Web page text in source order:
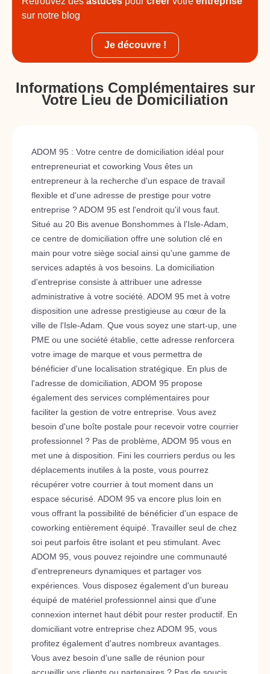
sur notre blog
Je découvre !
Informations Complémentaires sur
Votre Lieu de Domiciliation
ADOM 95 : Votre centre de domiciliation idéal pour
entrepreneuriat et coworking Vous êtes un
entrepreneur à la recherche d'un espace de travail
flexible et d'une adresse de prestige pour votre
entreprise ? ADOM 95 est l'endroit qu'il vous faut.
Situé au 20 Bis avenue Bonshommes à l'Isle-Adam,
ce centre de domiciliation offre une solution clé en
main pour votre siège social ainsi qu'une gamme de
services adaptés à vos besoins. La domiciliation
d'entreprise consiste à attribuer une adresse
administrative à votre société. ADOM 95 met à votre
disposition une adresse prestigieuse au cœur de la
ville de l'Isle-Adam. Que vous soyez une start-up, une
PME ou une société établie, cette adresse renforcera
votre image de marque et vous permettra de
bénéficier d'une localisation stratégique. En plus de
l'adresse de domiciliation, ADOM 95 propose
également des services complémentaires pour
faciliter la gestion de votre entreprise. Vous avez
besoin d'une boîte postale pour recevoir votre courrier
professionnel ? Pas de problème, ADOM 95 vous en
met une à disposition. Fini les courriers perdus ou les
déplacements inutiles à la poste, vous pourrez
récupérer votre courrier à tout moment dans un
espace sécurisé. ADOM 95 va encore plus loin en
vous offrant la possibilité de bénéficier d'un espace de
coworking entièrement équipé. Travailler seul de chez
soi peut parfois être isolant et peu stimulant. Avec
ADOM 95, vous pouvez rejoindre une communauté
d'entrepreneurs dynamiques et partager vos
expériences. Vous disposez également d'un bureau
équipé de matériel professionnel ainsi que d'une
connexion internet haut débit pour rester productif. En
domiciliant votre entreprise chez ADOM 95, vous
profitez également d'autres nombreux avantages.
Vous avez besoin d'une salle de réunion pour